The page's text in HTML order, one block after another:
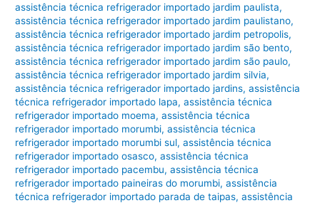
assistência técnica refrigerador importado jardim paulista,
assistência técnica refrigerador importado jardim paulistano,
assistência técnica refrigerador importado jardim petropolis,
assistência técnica refrigerador importado jardim são bento,
assistência técnica refrigerador importado jardim são paulo,
assistência técnica refrigerador importado jardim silvia,
assistência técnica refrigerador importado jardins,assistência
técnica refrigerador importado lapa,assistência técnica
refrigerador importado moema,assistência técnica
refrigerador importado morumbi,assistência técnica
refrigerador importado morumbi sul,assistência técnica
refrigerador importado osasco,assistência técnica
refrigerador importado pacembu,assistência técnica
refrigerador importado paineiras do morumbi,assistência
técnica refrigerador importado parada de taipas,assistência